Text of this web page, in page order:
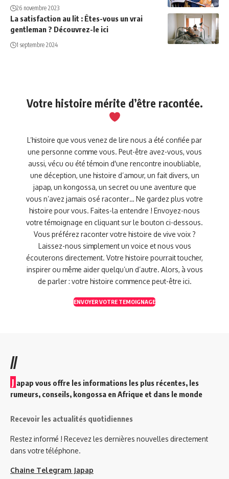
26 novembre 2023
La satisfaction au lit : Êtes-vous un vrai
gentleman ? Découvrez-le ici
1 septembre 2024
Votre histoire mérite d’être racontée.
L’histoire que vous venez de lire nous a été confiée par
une personne comme vous. Peut-être avez-vous, vous
aussi, vécu ou été témoin d'une rencontre inoubliable,
une déception, une histoire d’amour, un fait divers, un
japap, un kongossa, un secret ou une aventure que
vous n’avez jamais osé raconter… Ne gardez plus votre
histoire pour vous. Faites-la entendre ! Envoyez-nous
votre témoignage en cliquant sur le bouton ci-dessous.
Vous préférez raconter votre histoire de vive voix ?
Laissez-nous simplement un voice et nous vous
écouterons directement. Votre histoire pourrait toucher,
inspirer ou même aider quelqu’un d’autre. Alors, à vous
de parler : votre histoire commence peut-être ici.
ENVOYER VOTRE TEMOIGNAGE
//
J apap vous offre les informations les plus récentes, les
rumeurs, conseils, kongossa en Afrique et dans le monde
Recevoir les actualités quotidiennes
Restez informé ! Recevez les dernières nouvelles directement
dans votre téléphone.
Chaine Telegram Japap